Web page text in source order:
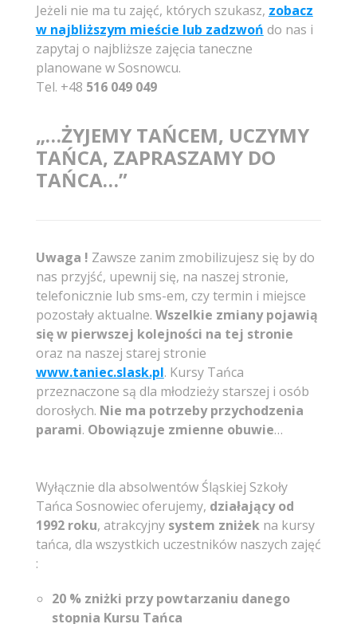
Jeżeli nie ma tu zajęć, których szukasz, zobacz
w najbliższym mieście lub zadzwoń do nas i
zapytaj o najbliższe zajęcia taneczne
planowane w Sosnowcu.
Tel. +48 516 049 049
„…ŻYJEMY TAŃCEM, UCZYMY
TAŃCA, ZAPRASZAMY DO
TAŃCA…”
Uwaga ! Zawsze zanim zmobilizujesz się by do
nas przyjść, upewnij się, na naszej stronie,
telefonicznie lub sms-em, czy termin i miejsce
pozostały aktualne. Wszelkie zmiany pojawią
się w pierwszej kolejności na tej stronie
oraz na naszej starej stronie
www.taniec.slask.pl. Kursy Tańca
przeznaczone są dla młodzieży starszej i osób
dorosłych. Nie ma potrzeby przychodzenia
parami. Obowiązuje zmienne obuwie…
Wyłącznie dla absolwentów Śląskiej Szkoły
Tańca Sosnowiec oferujemy, działający od
1992 roku, atrakcyjny system zniżekna kursy
tańca, dla wszystkich uczestników naszych zajęć
:
20 % zniżki przy powtarzaniu danego
stopnia Kursu Tańca